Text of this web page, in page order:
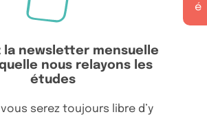
la newsletter mensuelle
nous relayons les
études
vous serez toujours libre d’y
é